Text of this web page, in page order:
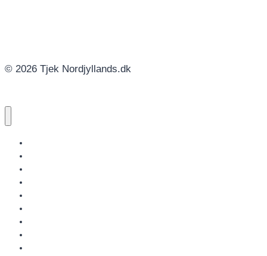
© 2026 Tjek Nordjyllands.dk